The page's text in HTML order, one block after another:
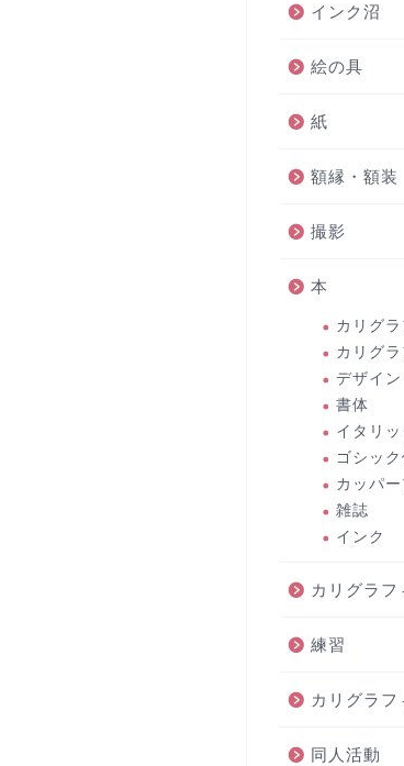
インク沼
絵の具
紙
額縁・額装
撮影
本
カリグ
カリグ
デザイ
書体
イタリ
ゴシック
カッパ
雑誌
インク
カリグラフ
練習
カリグラフ
同人活動